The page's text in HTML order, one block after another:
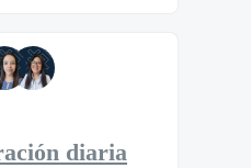
diaria